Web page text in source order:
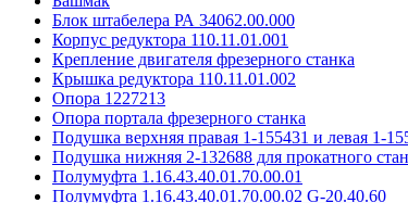
Блок штабелера РА 34062.00.000
Корпус редуктора 110.11.01.001
Крепление двигателя фрезерного станка
Крышка редуктора 110.11.01.002
Опора 1227213
Опора портала фрезерного станка
Подушка верхняя правая 1-155431 и левая 1-
Подушка нижняя 2-132688 для прокатного
Полумуфта 1.16.43.40.01.70.00.01
Полумуфта 1.16.43.40.01.70.00.02 G-20.40.60